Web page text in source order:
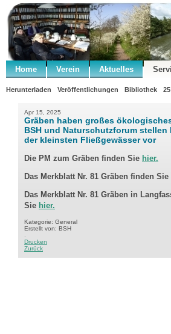
Home Verein Aktuelles
Herunterladen Veröffentlichungen Bibliothek
Apr 15, 2025
Gräben haben großes
BSH und Naturschutzforum stellen
der kleinsten Fließgewässer vor
Die PM zum Gräben finden Sie hier.
Das Merkblatt Nr. 81 Gräben finden Sie
Das Merkblatt Nr. 81 Gräben in
Sie hier.
Kategorie: General
Erstellt von: BSH
Drucken
Zurück